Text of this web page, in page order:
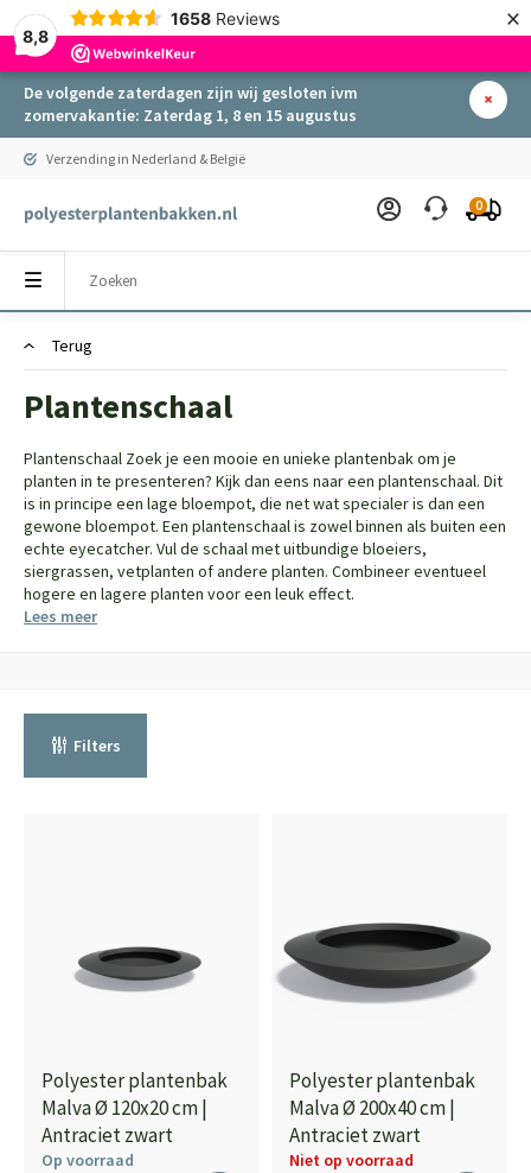
8,8
1658 Reviews ×
De volgende zaterdagen zijn wij gesloten ivm
zomervakantie: Zaterdag 1, 8 en 15 augustus
Verzending in Nederland & België
0
Terug
Plantenschaal
Plantenschaal Zoek je een mooie en unieke plantenbak om je
planten in te presenteren? Kijk dan eens naar een plantenschaal. Dit
is in principe een lage bloempot, die net wat specialer is dan een
gewone bloempot. Een plantenschaal is zowel binnen als buiten een
echte eyecatcher. Vul de schaal met uitbundige bloeiers,
siergrassen, vetplanten of andere planten. Combineer eventueel
hogere en lagere planten voor een leuk effect.
Lees meer
Filters
Polyester plantenbak
Malva Ø 120x20 cm |
Antraciet zwart
Op voorraad
Polyester plantenbak
Malva Ø 200x40 cm |
Antraciet zwart
Niet op voorraad